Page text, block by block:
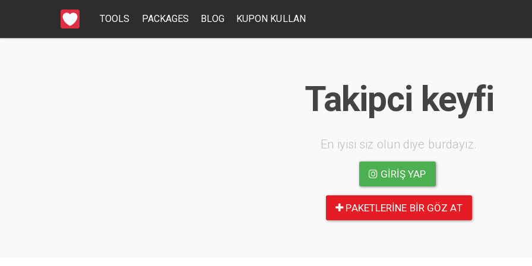
TOOLS PACKAGES BLOG KUPON KULLAN
Takipci keyfi
En iyisi siz olun diye burdayız.
GIRIŞ YAP
PAKETLERINE BIR GÖZ AT